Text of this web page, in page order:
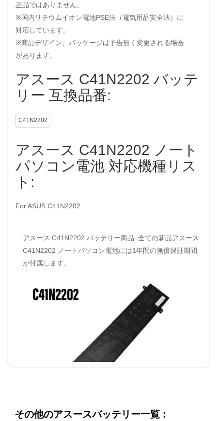
正品ではありません。
※国内リチウムイオン電池PSE法（電気用品安全法）に
対応しています。
※商品デザイン、パッケージは予告無く変更される場合
があります。
アスース C41N2202 バッテ
リー 互換品番:
C41N2202
アスース C41N2202 ノート
パソコン電池 対応機種リス
ト:
For ASUS C41N2202
アスース C41N2202 バッテリー商品: 全ての新品アスース
C41N2202 ノートパソコン電池には1年間の無償保証期間
が付属します。
その他のアスースバッテリー一覧 :